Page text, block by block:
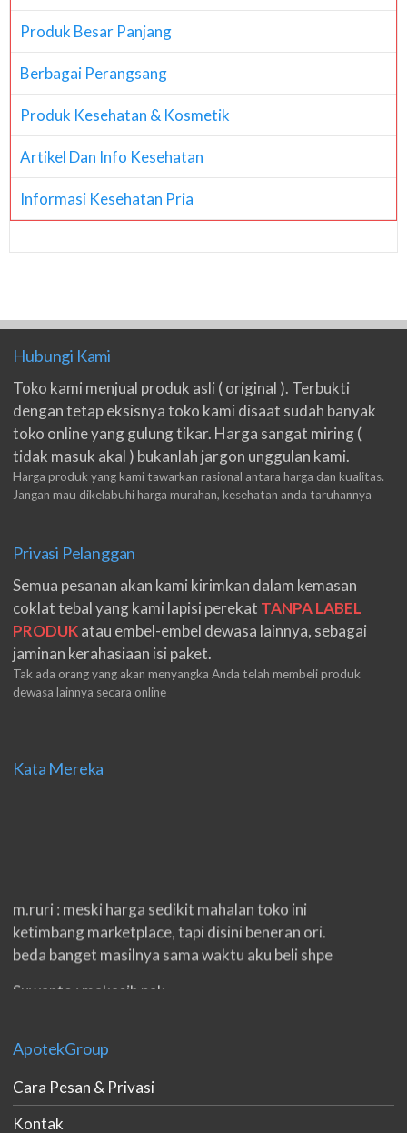
Produk Besar Panjang
Berbagai Perangsang
Produk Kesehatan & Kosmetik
Artikel Dan Info Kesehatan
Informasi Kesehatan Pria
Hubungi Kami
Toko kami menjual produk asli ( original ). Terbukti
dengan tetap eksisnya toko kami disaat sudah banyak
toko online yang gulung tikar. Harga sangat miring (
tidak masuk akal ) bukanlah jargon unggulan kami.
Harga produk yang kami tawarkan rasional antara harga dan kualitas.
Jangan mau dikelabuhi harga murahan, kesehatan anda taruhannya
Privasi Pelanggan
Semua pesanan akan kami kirimkan dalam kemasan
coklat tebal yang kami lapisi perekat TANPA LABEL
PRODUKatau embel-embel dewasa lainnya, sebagai
jaminan kerahasiaan isi paket.
Tak ada orang yang akan menyangka Anda telah membeli produk
dewasa lainnya secara online
Kata Mereka
m.ruri : meski harga sedikit mahalan toko ini
ketimbang marketplace, tapi disini beneran ori.
beda banget masilnya sama waktu aku beli shpe
Suwanto : makasih pak.
double. beneran sama sekali tidak ada nama
eko padang : ko brang udh sampek, kan bru 2 hri
gan. cpet bgt
ApotekGroup
Cara Pesan & Privasi
Kontak